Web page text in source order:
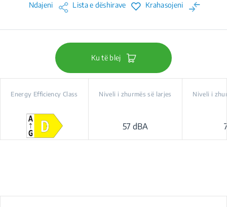
Ndajeni Lista e dëshirave Krahasojeni
Ku të blej
Energy Efficiency Class Niveli i zhurmës së larjes
57 dBA
Niveli i